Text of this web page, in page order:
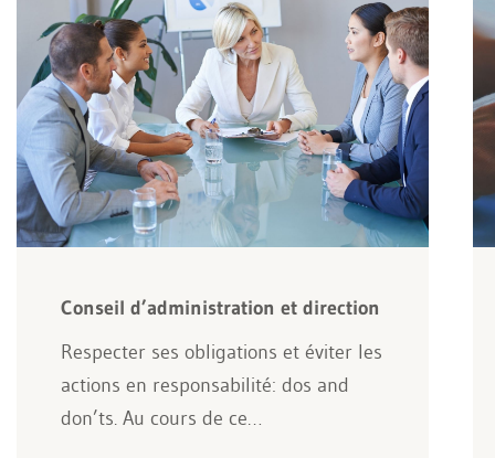
Conseil d’administration et direction
Respecter ses obligations et éviter les
actions en responsabilité: dos and
don’ts. Au cours de ce…